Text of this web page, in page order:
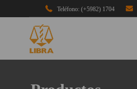
Teléfono: (+5982) 1704